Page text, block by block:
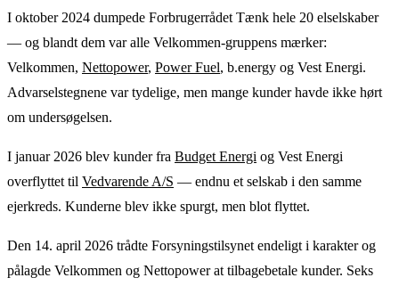
I oktober 2024 dumpede Forbrugerrådet Tænk hele 20 elselskaber
— og blandt dem var alle Velkommen-gruppens mærker:
Velkommen, Nettopower, Power Fuel, b.energy og Vest Energi.
Advarselstegnene var tydelige, men mange kunder havde ikke hørt
om undersøgelsen.
I januar 2026 blev kunder fra Budget Energi og Vest Energi
overflyttet til Vedvarende A/S — endnu et selskab i den samme
ejerkreds. Kunderne blev ikke spurgt, men blot flyttet.
Den 14. april 2026 trådte Forsyningstilsynet endeligt i karakter og
pålagde Velkommen og Nettopower at tilbagebetale kunder. Seks